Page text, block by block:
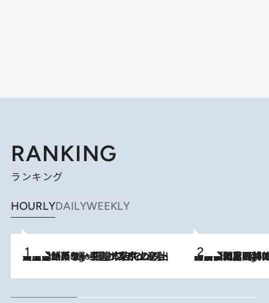
RANKING
ランキング
HOURLYDAILYWEEKLY
7 Hours Ago
【間違いのない王道・東京土産】資生堂パーラー 銀座本店でのみ出会える銘菓5選《極上プディング・濃厚チーズケーキ・ボンボンショコラほか》 7 Hours Ago
「最後に見られてよかった」上野動物園の東園パンダ舎が解体前に特別公開。8月16日まで延長されたパネル展と共に辿る“半世紀”のパンダ飼育《解体工事の図面あり》